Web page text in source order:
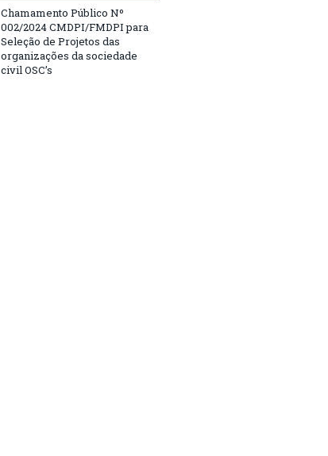
Chamamento Público Nº
002/2024 CMDPI/FMDPI para
Seleção de Projetos das
organizações da sociedade
civil OSC’s